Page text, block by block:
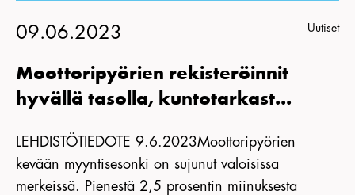
09.06.2023 Uutiset
Moottoripyörien rekisteröinnit
hyvällä tasolla, kuntotarkast...
LEHDISTÖTIEDOTE 9.6.2023Moottoripyörien
kevään myyntisesonki on sujunut valoisissa
merkeissä. Pienestä 2,5 prosentin miinuksesta